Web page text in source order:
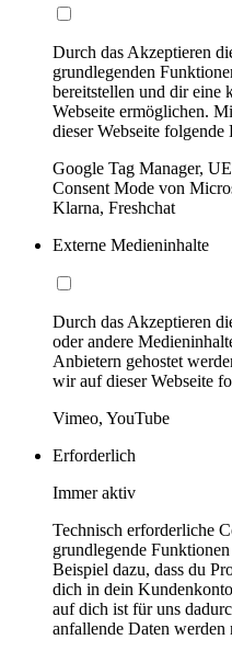
Durch das Akzeptieren
grundlegenden
bereitstellen und dir eine
Webseite ermöglichen.
dieser Webseite folgende
Google Tag Manager,
Consent Mode von
Klarna, Freshchat
Externe Medieninhalte
Durch das Akzeptieren
oder andere
Anbietern gehostet
wir auf dieser Webseite
Vimeo, YouTube
Erforderlich
Immer aktiv
Technisch erforderliche
grundlegende
Beispiel dazu, dass du
dich in dein
auf dich ist für uns
anfallende Daten werden